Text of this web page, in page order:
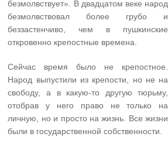
безмолвствует». В двадцатом веке народ
безмолвствовал более грубо и
беззастенчиво, чем в пушкинские
откровенно крепостные времена.
Сейчас время было не крепостное.
Народ выпустили из крепости, но не на
свободу, а в какую-то другую тюрьму,
отобрав у него право не только на
личную, но и просто на жизнь. Все жизни
были в государственной собственности.